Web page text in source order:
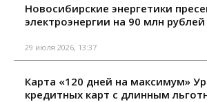
Новосибирские энергетики
электроэнергии на 90 млн рублей
29 июля 2026, 13:37
Карта «120 дней на максимум»
кредитных карт с длинным